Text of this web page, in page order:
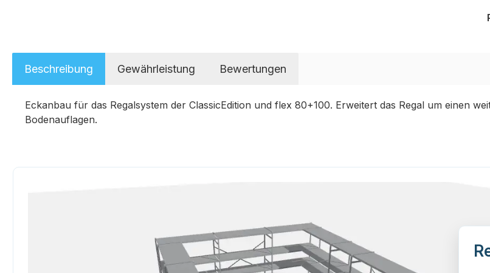
Beschreibung Gewährleistung Bewertungen
Eckanbau für das Regalsystem der ClassicEdition und flex 80+100. Erweitert das Regal um einen
Bodenauflagen.